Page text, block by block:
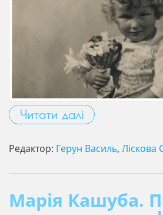
Читати далі
Редактор: Герун Василь, Ліскова
Марія Кашуба.